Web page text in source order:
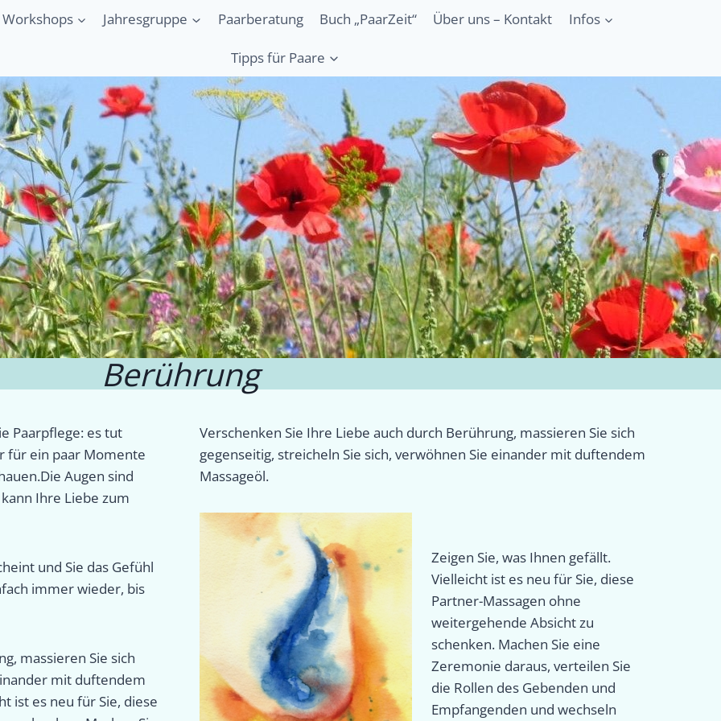
Workshops Jahresgruppe Paarberatung Buch „PaarZeit“ Über uns – Kontakt Infos
Tipps für Paare
Berührung
Berührung
Paarpflege: es tut
für ein paar Momente
Augen sind
Ihre Liebe zum
und Sie das Gefühl
immer wieder, bis
massieren Sie sich
mit duftendem
ist es neu für Sie, diese
Verschenken Sie Ihre Liebe auch durch Berührung, massieren Sie sich
gegenseitig, streicheln Sie sich, verwöhnen Sie einander mit duftendem
Massageöl.
Zeigen Sie, was Ihnen gefällt.
Vielleicht ist es neu für Sie, diese
Partner-Massagen ohne
weitergehende Absicht zu
schenken. Machen Sie eine
Zeremonie daraus, verteilen Sie
die Rollen des Gebenden und
Empfangenden und wechseln